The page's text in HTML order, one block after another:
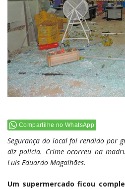
Compartilhe no WhatsApp
Segurança do local foi rendido por
diz polícia. Crime ocorreu na
Luis Eduardo Magalhães.
Um supermercado ficou